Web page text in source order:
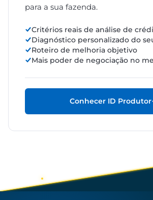
para a sua fazenda.
Critérios reais de análise de
Diagnóstico personalizado do
Roteiro de melhoria objetivo
Mais poder de negociação no
Conhecer ID Produtor